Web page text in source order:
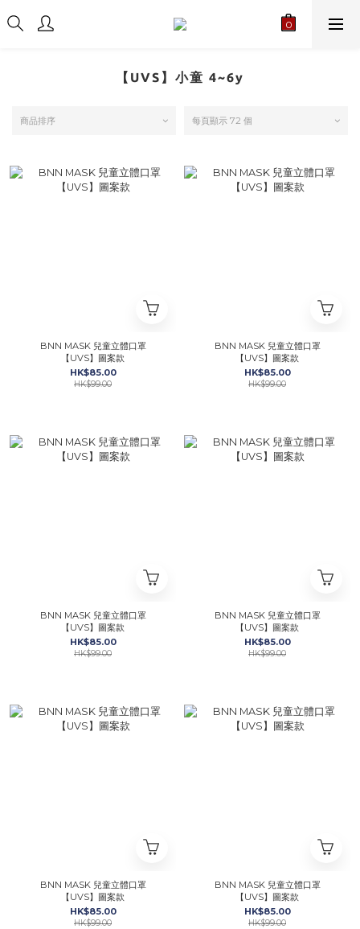
【UVS】小童 4~6y
商品排序 每頁顯示 72 個
BNN MASK 兒童立體口罩
【UVS】圖案款
HK$85.00
HK$99.00
BNN MASK 兒童立體口罩
【UVS】圖案款
HK$85.00
HK$99.00
BNN MASK 兒童立體口罩
【UVS】圖案款
HK$85.00
HK$99.00
BNN MASK 兒童立體口罩
【UVS】圖案款
HK$85.00
HK$99.00
BNN MASK 兒童立體口罩
【UVS】圖案款
HK$85.00
HK$99.00
BNN MASK 兒童立體口罩
【UVS】圖案款
HK$85.00
HK$99.00